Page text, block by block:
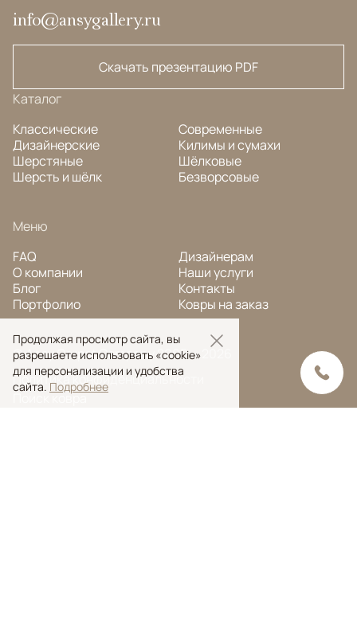
info@ansygallery.ru
Скачать презентацию PDF
Каталог
Классические
Дизайнерские
Шерстяные
Шерсть и шёлк
Современные
Килимы и сумахи
Шёлковые
Безворсовые
Меню
FAQ
О компании
Блог
Портфолио
Дизайнерам
Наши услуги
Контакты
Ковры на заказ
© Ansy Carpet Company 2005 — 2026
Политика конфиденциальности
Поиск ковра
Продолжая просмотр сайта, вы
разрешаете использовать «cookie»
для персонализации и удобства
сайта. Подробнее